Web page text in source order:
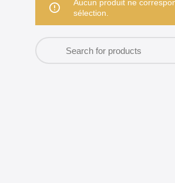
Aucun produit ne
sélection.